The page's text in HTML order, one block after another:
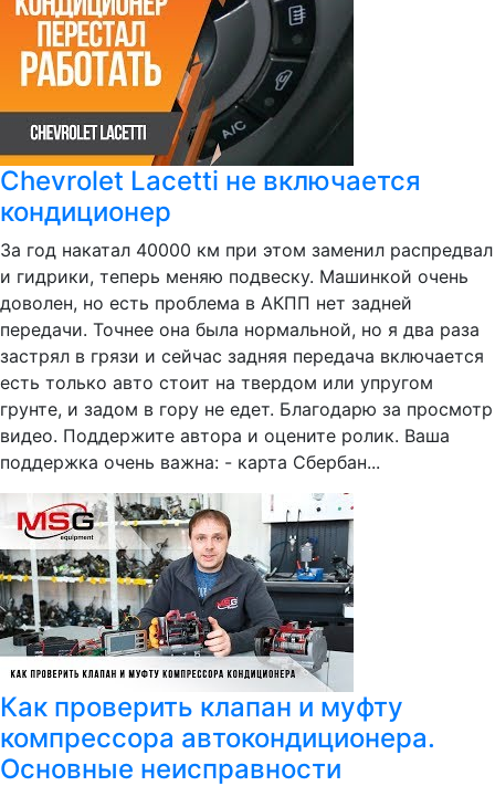
Chevrolet Lacetti не включается
кондиционер
За год накатал 40000 км при этом заменил распредвал
и гидрики, теперь меняю подвеску. Машинкой очень
доволен, но есть проблема в АКПП нет задней
передачи. Точнее она была нормальной, но я два раза
застрял в грязи и сейчас задняя передача включается
есть только авто стоит на твердом или упругом
грунте, и задом в гору не едет. Благодарю за просмотр
видео. Поддержите автора и оцените ролик. Ваша
поддержка очень важна: - карта Сбербан...
Как проверить клапан и муфту
компрессора автокондиционера.
Основные неисправности